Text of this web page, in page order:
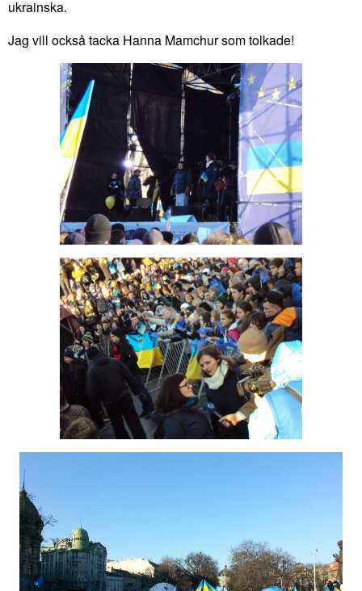
ukrainska.
Jag vill också tacka Hanna Mamchur som tolkade!